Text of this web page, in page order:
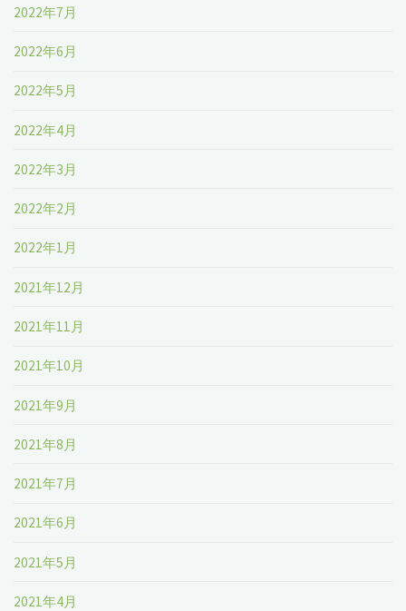
2022年7月
2022年6月
2022年5月
2022年4月
2022年3月
2022年2月
2022年1月
2021年12月
2021年11月
2021年10月
2021年9月
2021年8月
2021年7月
2021年6月
2021年5月
2021年4月